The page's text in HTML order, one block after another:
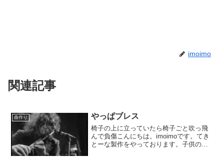
imoimo
関連記事
曲作り やっぱブレス
椅子の上に立っていたら椅子ごと吹っ飛
んで負傷こんにちは。imoimoです。てき
とーな製作をやっております。子供の頃